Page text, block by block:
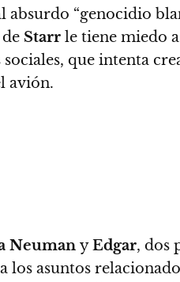
absurdo “genocidio
Starr le tiene miedo
que intenta
avión.
Neuman yEdgar, dos
asuntos